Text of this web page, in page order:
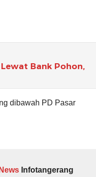
Bank Pohon,
dibawah PD Pasar
Infotangerang